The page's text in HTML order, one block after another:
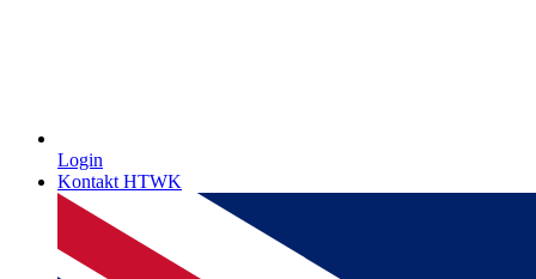
Login
Kontakt HTWK